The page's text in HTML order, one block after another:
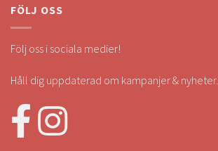
FÖLJ OSS
Följ oss i sociala medier!
Håll dig uppdaterad om kampanjer & nyheter.